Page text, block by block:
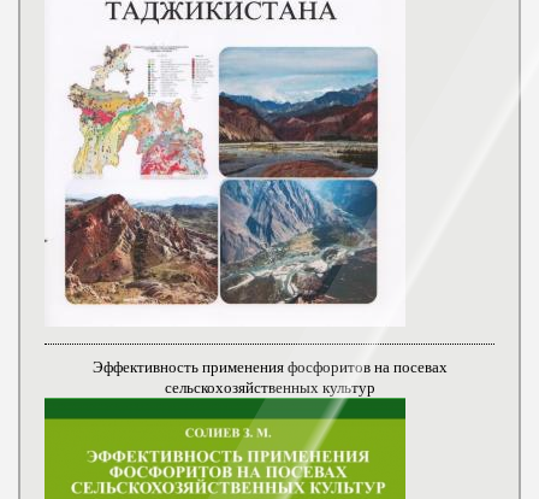
Эффективность применения фосфоритов на посевах
сельскохозяйственных культур